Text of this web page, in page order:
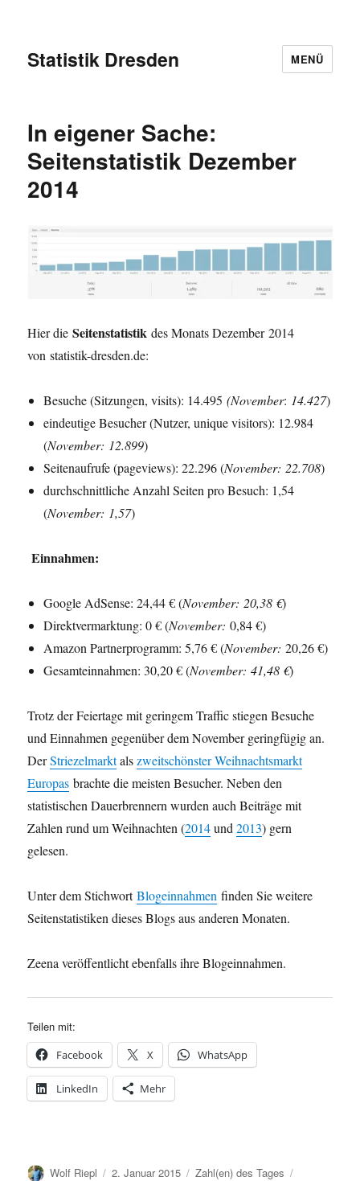
Statistik Dresden MENÜ
In eigener Sache:
Seitenstatistik Dezember
2014
Hier dieSeitenstatistik des Monats Dezember 2014
von statistik-dresden.de:
Besuche (Sitzungen, visits): 14.495(November: 14.427)
eindeutige Besucher (Nutzer, unique visitors): 12.984
(November: 12.899)
Seitenaufrufe (pageviews): 22.296 (November: 22.708)
durchschnittliche Anzahl Seiten pro Besuch: 1,54
(November: 1,57)
Einnahmen:
Google AdSense: 24,44 € (November: 20,38 €)
Direktvermarktung: 0 € (November: 0,84 €)
Amazon Partnerprogramm: 5,76 € (November: 20,26 €)
Gesamteinnahmen: 30,20 € (November: 41,48 €)
Trotz der Feiertage mit geringem Traffic stiegen Besuche
und Einnahmen gegenüber dem November geringfügig an.
DerStriezelmarktalszweitschönster Weihnachtsmarkt
Europas brachte die meisten Besucher. Neben den
statistischen Dauerbrennern wurden auch Beiträge mit
Zahlen rund um Weihnachten (2014und2013) gern
gelesen.
Unter dem StichwortBlogeinnahmen finden Sie weitere
Seitenstatistiken dieses Blogs aus anderen Monaten.
Zeena veröffentlicht ebenfalls ihre Blogeinnahmen.
Teilen mit:
Facebook X WhatsApp
LinkedIn Mehr
Autor
Wolf Riepl
Veröffentlicht
2. Januar 2015 Kategorien
Zahl(en) des Tages